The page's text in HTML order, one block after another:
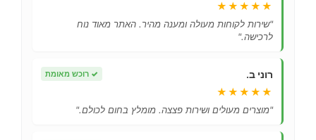
★★★★★
"שירות לקוחות מעולה ומענה מהיר. האתר מאוד נוח
לרכישה."
רוני ב. ✓ רוכש מאומת
★★★★★
"מוצרים מעולים ושירות פצצה. מומלץ בחום לכולם."